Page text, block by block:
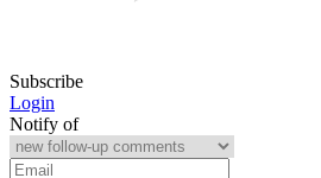
Subscribe
Login
Notify of